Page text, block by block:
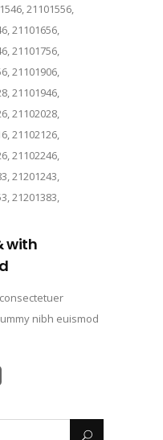
21101556,
21101656,
21101756,
21101906,
21101946,
21102028,
21102126,
21102246,
21201243,
21201383,
with
nibh euismod